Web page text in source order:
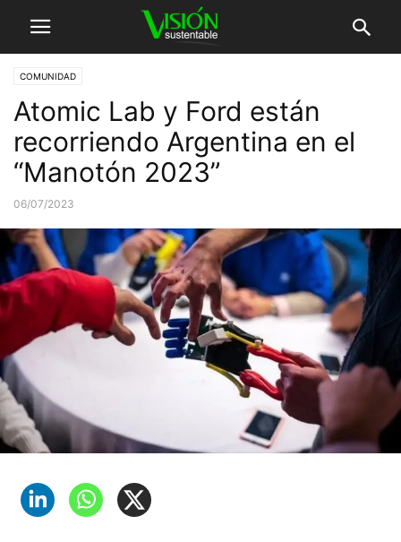
COMUNIDAD
Atomic Lab y Ford están
recorriendo Argentina en el
“Manotón 2023”
06/07/2023